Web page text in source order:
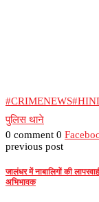
#CRIMENEWS
पुलिस थाने
0 comment 0
previous post
जालंधर में नाबालिगों की
अभिभावक